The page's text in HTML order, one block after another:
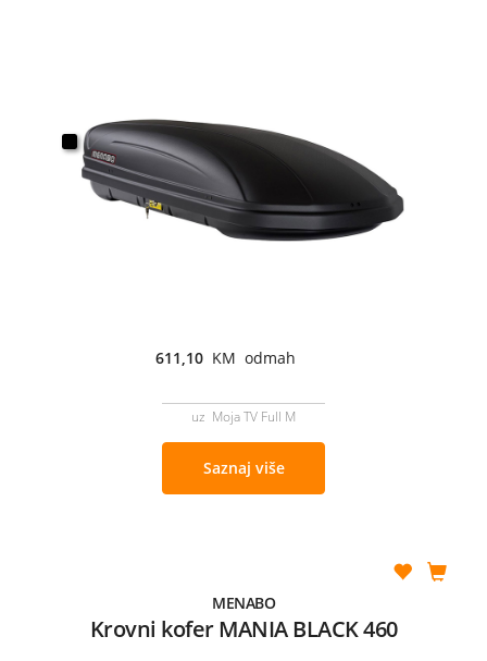
611,10 KM odmah
uz Moja TV Full M
Saznaj više
MENABO
Krovni kofer MANIA BLACK 460